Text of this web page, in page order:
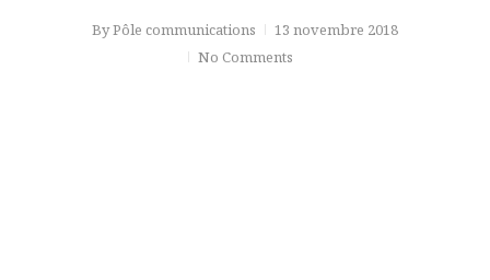
ByPôle communications
13 novembre 2018
No Comments